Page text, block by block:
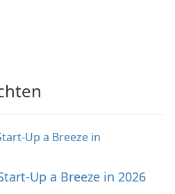
Up a Breeze in 2026